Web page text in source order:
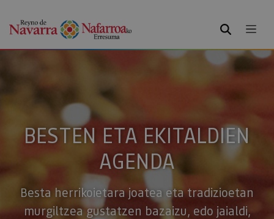
BILATU
BESTEN ETA EKITALDIEN
AGENDA
Besta herrikoietara joatea eta tradizioetan
murgiltzea gustatzen bazaizu, edo jaialdi,